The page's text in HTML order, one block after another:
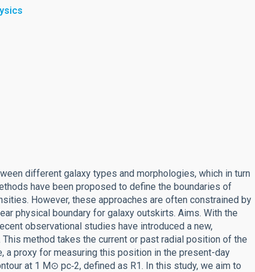
different galaxy types and morphologies, which in turn
have been proposed to define the boundaries of
However, these approaches are often constrained by
physical boundary for galaxy outskirts. Aims. With the
observational studies have introduced a new,
method takes the current or past radial position of the
a proxy for measuring this position in the present-day
at 1 M⊙ pc‑2, defined as R1. In this study, we aim to